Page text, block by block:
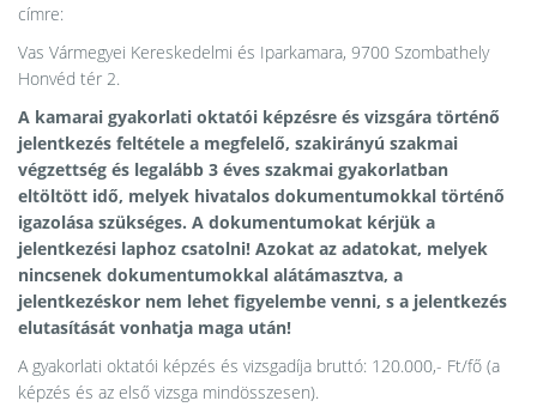
címre:
Vas Vármegyei Kereskedelmi és Iparkamara, 9700 Szombathely
Honvéd tér 2.
A kamarai gyakorlati oktatói képzésre és vizsgára történő
jelentkezés feltétele a megfelelő, szakirányú szakmai
végzettség és legalább 3 éves szakmai gyakorlatban
eltöltött idő, melyek hivatalos dokumentumokkal történő
igazolása szükséges. A dokumentumokat kérjük a
jelentkezési laphoz csatolni! Azokat az adatokat, melyek
nincsenek dokumentumokkal alátámasztva, a
jelentkezéskor nem lehet figyelembe venni, s a jelentkezés
elutasítását vonhatja maga után!
A gyakorlati oktatói képzés és vizsgadíja bruttó: 120.000,- Ft/fő (a
képzés és az első vizsga mindösszesen).